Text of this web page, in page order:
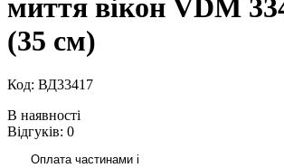
миття вікон VDM
(35 см)
Код: ВД33417
В наявності
Відгуків: 0
Оплата частинами i